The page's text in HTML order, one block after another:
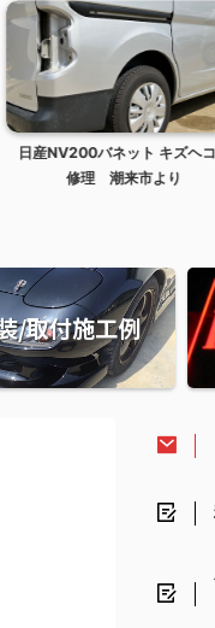
日産NV200バネット キズヘコ
修理 潮来市より
/取付施工例